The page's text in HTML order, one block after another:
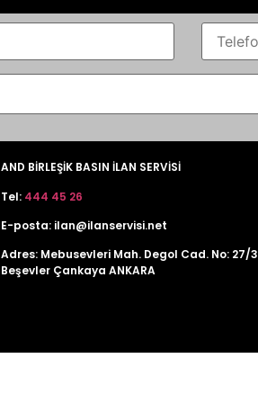
AND BİRLEŞİK BASIN İLAN SERVİSİ
Tel: 444 45 26
E-posta: ilan@ilanservisi.net
Adres: Mebusevleri Mah. Degol Cad. No: 27/3
Beşevler Çankaya ANKARA